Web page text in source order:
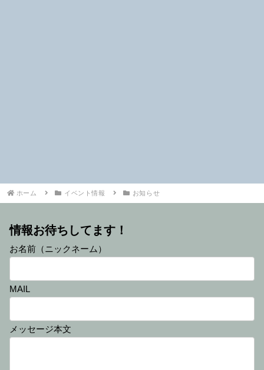
ホーム イベント情報 お知らせ
情報お待ちしてます！
お名前（ニックネーム）
MAIL
メッセージ本文